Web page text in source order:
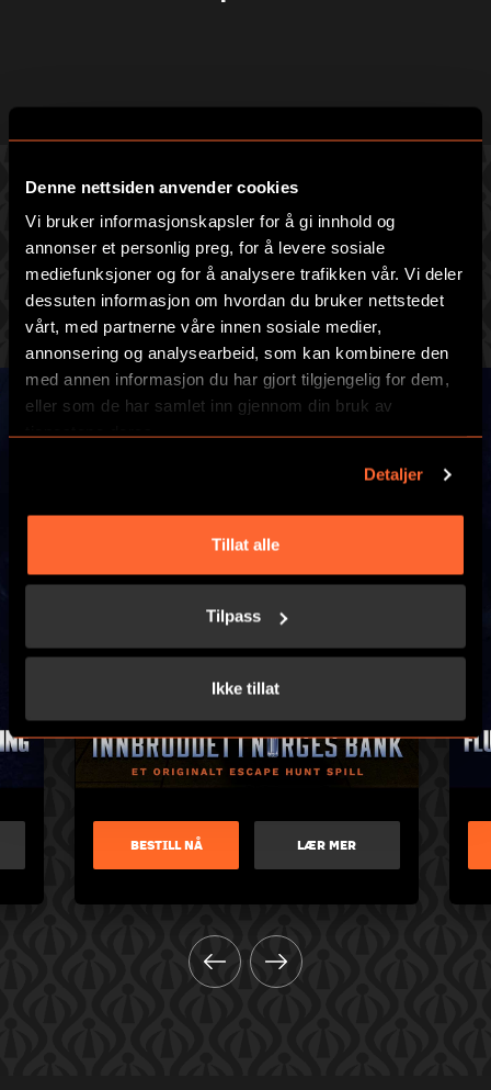
Denne nettsiden anvender cookies
Vi bruker informasjonskapsler for å gi innhold og
annonser et personlig preg, for å levere sosiale
mediefunksjoner og for å analysere trafikken vår. Vi deler
dessuten informasjon om hvordan du bruker nettstedet
vårt, med partnerne våre innen sosiale medier,
annonsering og analysearbeid, som kan kombinere den
med annen informasjon du har gjort tilgjengelig for dem,
eller som de har samlet inn gjennom din bruk av
tjenestene deres.
Detaljer
Tillat alle
Tilpass
Ikke tillat
VELG ET AV VÅRE FLOTTE SPILL
Gjør deg klar for en adrenalinfylt time med høy puls og
raske beslutninger
BESTILL NÅ LÆR MER